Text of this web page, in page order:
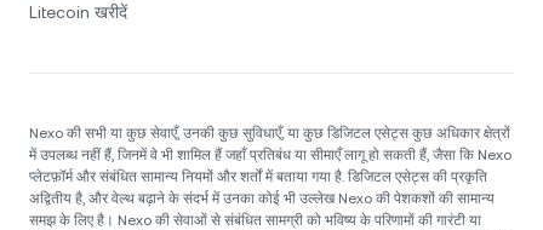
Litecoin खरीदें
Nexo की सभी या कुछ सेवाएँ, उनकी कुछ सुविधाएँ, या कुछ डिजिटल एसेट्स कुछ अधिकार क्षेत्रों
में उपलब्ध नहीं हैं, जिनमें वे भी शामिल हैं जहाँ प्रतिबंध या सीमाएँ लागू हो सकती हैं, जैसा कि Nexo
प्लेटफ़ॉर्म और संबंधित सामान्य नियमों और शर्तों में बताया गया है. डिजिटल एसेट्स की प्रकृति
अद्वितीय है, और वेल्थ बढ़ाने के संदर्भ में उनका कोई भी उल्लेख Nexo की पेशकशों की सामान्य
समझ के लिए है। Nexo की सेवाओं से संबंधित सामग्री को भविष्य के परिणामों की गारंटी या